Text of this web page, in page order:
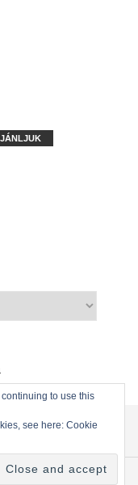
. Powered by WordPress
to use this
see here: Cookie